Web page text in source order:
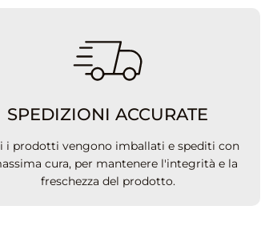
SPEDIZIONI ACCURATE
i prodotti vengono imballati e spediti con
cura, per mantenere l'integrità e la
freschezza del prodotto.